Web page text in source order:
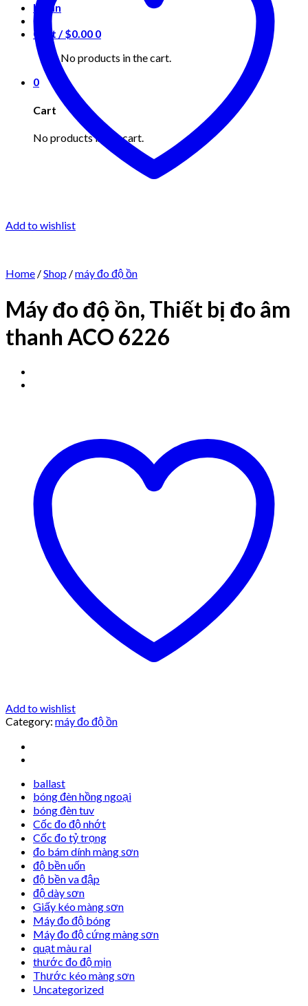
Login
Cart /$0.00 0
No products in the cart.
0
Cart
No products in the cart.
Add to wishlist
Home /Shop /máy đo độ ồn
Máy đo độ ồn, Thiết bị đo âm
thanh ACO 6226
Add to wishlist
Category: máy đo độ ồn
ballast
bóng đèn hồng ngoại
bóng đèn tuv
Cốc đo độ nhớt
Cốc đo tỷ trọng
đo bám dính màng sơn
độ bền uốn
độ bền va đập
độ dày sơn
Giấy kéo màng sơn
Máy đo độ bóng
Máy đo độ cứng màng sơn
quạt màu ral
thước đo độ mịn
Thước kéo màng sơn
Uncategorized